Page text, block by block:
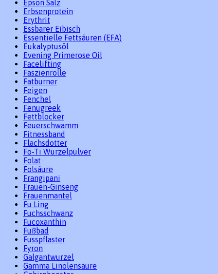
Epson Salz
Erbsenprotein
Erythrit
Essbarer Eibisch
Essentielle Fettsäuren (EFA)
Eukalyptusöl
Evening Primerose Oil
Facelifting
Faszienrolle
Fatburner
Feigen
Fenchel
Fenugreek
Fettblocker
Feuerschwamm
Fitnessband
Flachsdotter
Fo-Ti Wurzelpulver
Folat
Folsäure
Frangipani
Frauen-Ginseng
Frauenmantel
Fu Ling
Fuchsschwanz
Fucoxanthin
Fußbad
Fusspflaster
Fyron
Galgantwurzel
Gamma Linolensäure